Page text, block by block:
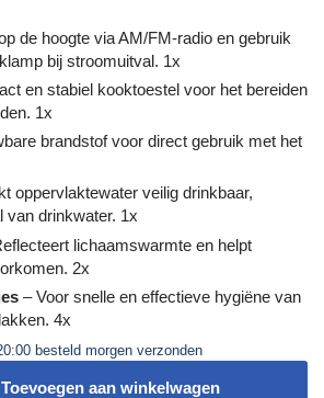
de hoogte via AM/FM-radio en gebruik
bij stroomuitval. 1x
en stabiel kooktoestel voor het bereiden
1x
brandstof voor direct gebruik met het
oppervlaktewater veilig drinkbaar,
van drinkwater. 1x
lichaamswarmte en helpt
2x
– Voor snelle en effectieve hygiëne van
4x
besteld morgen verzonden
Toevoegen aan winkelwagen